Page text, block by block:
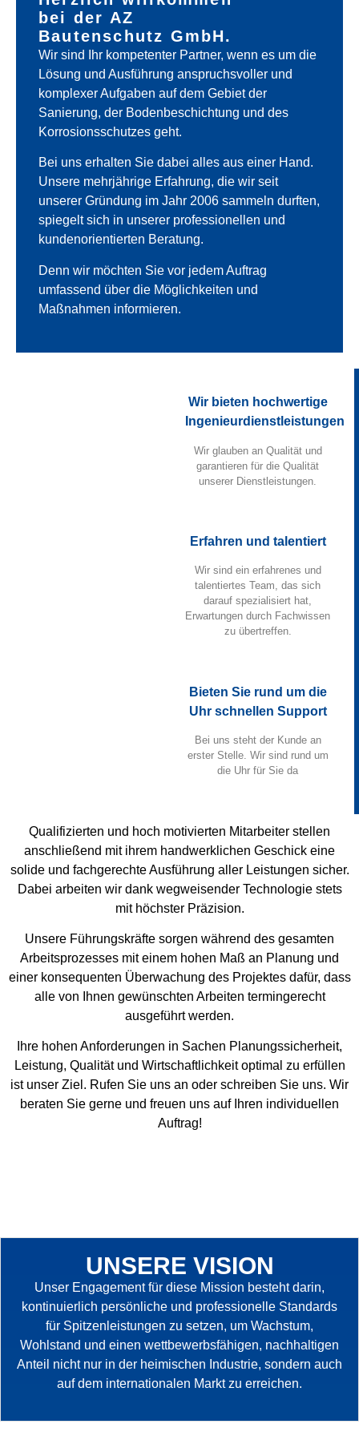
bei der AZ
Bautenschutz GmbH.
Wir sind Ihr kompetenter Partner, wenn es um die
Lösung und Ausführung anspruchsvoller und
komplexer Aufgaben auf dem Gebiet der
Sanierung, der Bodenbeschichtung und des
Korrosionsschutzes geht.
Bei uns erhalten Sie dabei alles aus einer Hand.
Unsere mehrjährige Erfahrung, die wir seit
unserer Gründung im Jahr 2006 sammeln durften,
spiegelt sich in unserer professionellen und
kundenorientierten Beratung.
Denn wir möchten Sie vor jedem Auftrag
umfassend über die Möglichkeiten und
Maßnahmen informieren.
Wir bieten hochwertige
Ingenieurdienstleistungen
Wir glauben an Qualität und
garantieren für die Qualität
unserer Dienstleistungen.
Erfahren und talentiert
Wir sind ein erfahrenes und
talentiertes Team, das sich
darauf spezialisiert hat,
Erwartungen durch Fachwissen
zu übertreffen.
Bieten Sie rund um die
Uhr schnellen Support
Bei uns steht der Kunde an
erster Stelle. Wir sind rund um
die Uhr für Sie da
Qualifizierten und hoch motivierten Mitarbeiter stellen
anschließend mit ihrem handwerklichen Geschick eine
solide und fachgerechte Ausführung aller Leistungen sicher.
Dabei arbeiten wir dank wegweisender Technologie stets
mit höchster Präzision.
Unsere Führungskräfte sorgen während des gesamten
Arbeitsprozesses mit einem hohen Maß an Planung und
einer konsequenten Überwachung des Projektes dafür, dass
alle von Ihnen gewünschten Arbeiten termingerecht
ausgeführt werden.
Ihre hohen Anforderungen in Sachen Planungssicherheit,
Leistung, Qualität und Wirtschaftlichkeit optimal zu erfüllen
ist unser Ziel. Rufen Sie uns an oder schreiben Sie uns. Wir
beraten Sie gerne und freuen uns auf Ihren individuellen
Auftrag!
UNSERE VISION
Unser Engagement für diese Mission besteht darin,
kontinuierlich persönliche und professionelle Standards
für Spitzenleistungen zu setzen, um Wachstum,
Wohlstand und einen wettbewerbsfähigen, nachhaltigen
Anteil nicht nur in der heimischen Industrie, sondern auch
auf dem internationalen Markt zu erreichen.